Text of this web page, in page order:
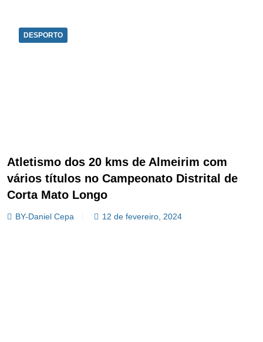
DESPORTO
Atletismo dos 20 kms de Almeirim com
vários títulos no Campeonato Distrital de
Corta Mato Longo
BY-Daniel Cepa 12 de fevereiro, 2024